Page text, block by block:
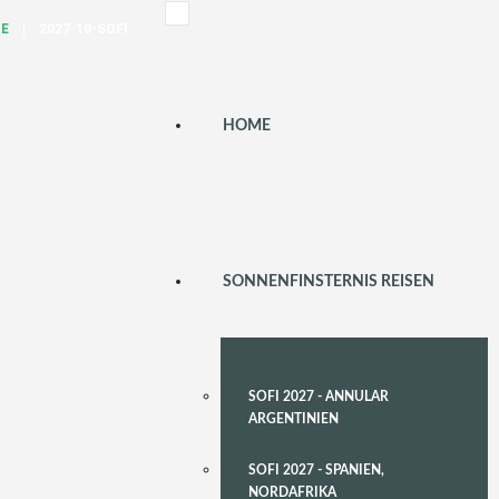
HOME
SONNENFINSTERNIS REISEN
SOFI 2027 - ANNULAR
ARGENTINIEN
SOFI 2027 - SPANIEN,
NORDAFRIKA